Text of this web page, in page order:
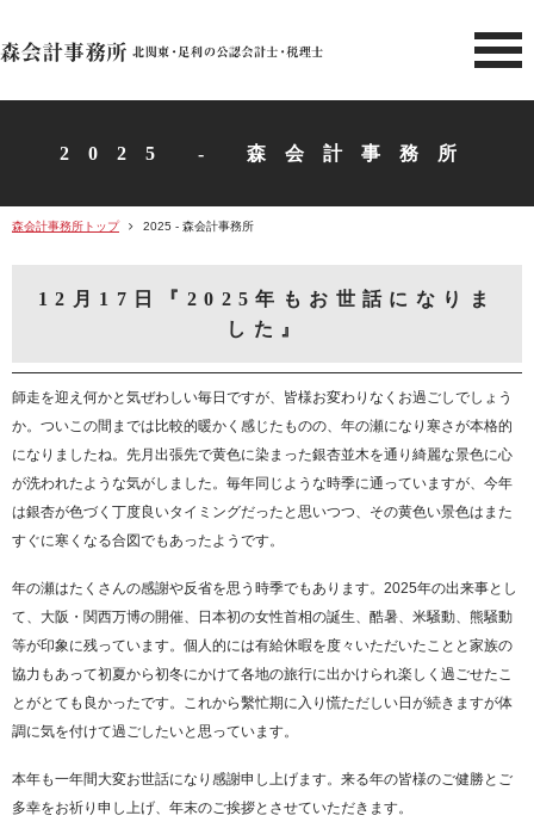
北関東 足利市の公認会計士・
2025 - 森会計事務所
森会計事務所トップ 2025 - 森会計事務所
12月17日『2025年もお世話になりま
した』
師走を迎え何かと気ぜわしい毎日ですが、皆様お変わりなくお過ごしでしょう
か。ついこの間までは比較的暖かく感じたものの、年の瀬になり寒さが本格的
になりましたね。先月出張先で黄色に染まった銀杏並木を通り綺麗な景色に心
が洗われたような気がしました。毎年同じような時季に通っていますが、今年
は銀杏が色づく丁度良いタイミングだったと思いつつ、その黄色い景色はまた
すぐに寒くなる合図でもあったようです。
年の瀬はたくさんの感謝や反省を思う時季でもあります。2025年の出来事とし
て、大阪・関西万博の開催、日本初の女性首相の誕生、酷暑、米騒動、熊騒動
等が印象に残っています。個人的には有給休暇を度々いただいたことと家族の
協力もあって初夏から初冬にかけて各地の旅行に出かけられ楽しく過ごせたこ
とがとても良かったです。これから繫忙期に入り慌ただしい日が続きますが体
調に気を付けて過ごしたいと思っています。
本年も一年間大変お世話になり感謝申し上げます。来る年の皆様のご健勝とご
多幸をお祈り申し上げ、年末のご挨拶とさせていただきます。